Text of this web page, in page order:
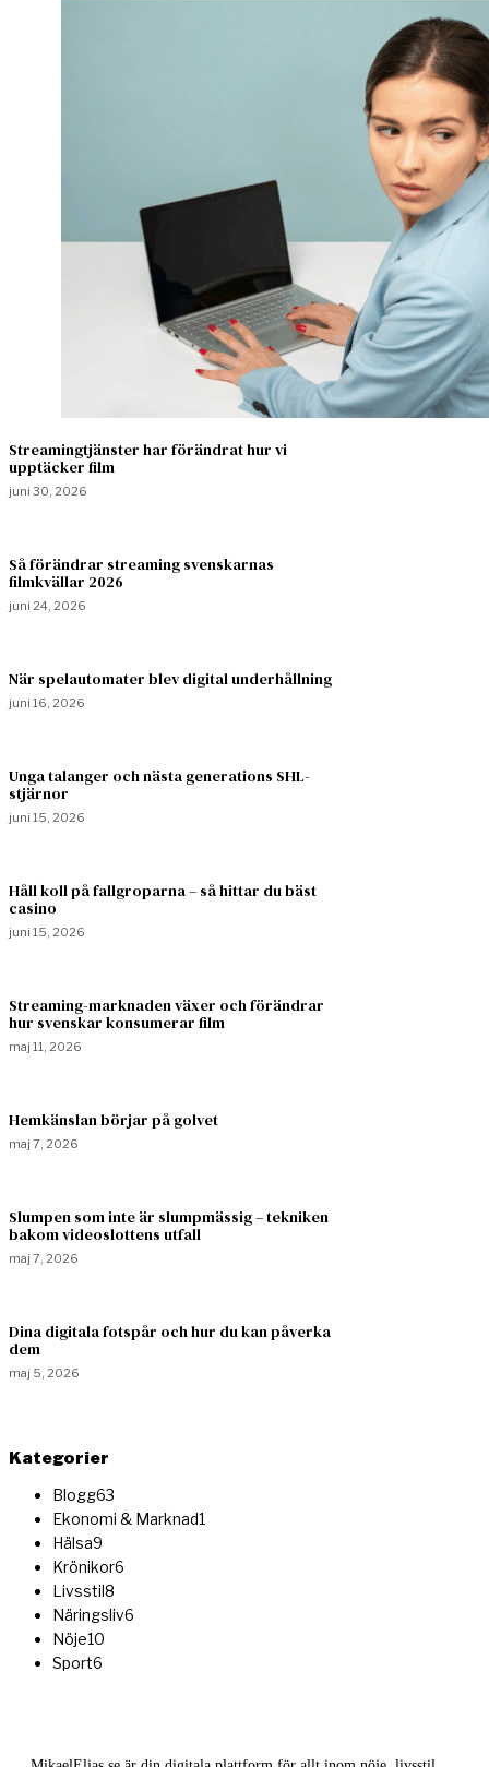
Streamingtjänster har förändrat hur vi
upptäcker film
juni 30, 2026
Så förändrar streaming svenskarnas
filmkvällar 2026
juni 24, 2026
När spelautomater blev digital underhållning
juni 16, 2026
Unga talanger och nästa generations SHL-
stjärnor
juni 15, 2026
Håll koll på fallgroparna – så hittar du bäst
casino
juni 15, 2026
Streaming-marknaden växer och förändrar
hur svenskar konsumerar film
maj 11, 2026
Hemkänslan börjar på golvet
maj 7, 2026
Slumpen som inte är slumpmässig – tekniken
bakom videoslottens utfall
maj 7, 2026
Dina digitala fotspår och hur du kan påverka
dem
maj 5, 2026
Kategorier
Blogg63
Ekonomi & Marknad1
Hälsa9
Krönikor6
Livsstil8
Näringsliv6
Nöje10
Sport6